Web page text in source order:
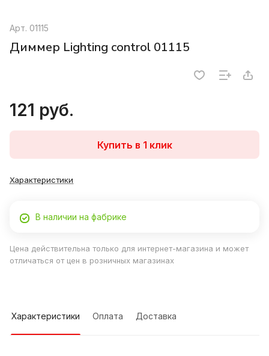
Арт. 01115
Диммер Lighting control 01115
121 руб.
Купить в 1 клик
Характеристики
В наличии на фабрике
Цена действительна только для интернет-магазина и может
отличаться от цен в розничных магазинах
Характеристики Оплата Доставка